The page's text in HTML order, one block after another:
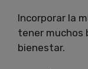
Incorporar la
tener muchos
bienestar.